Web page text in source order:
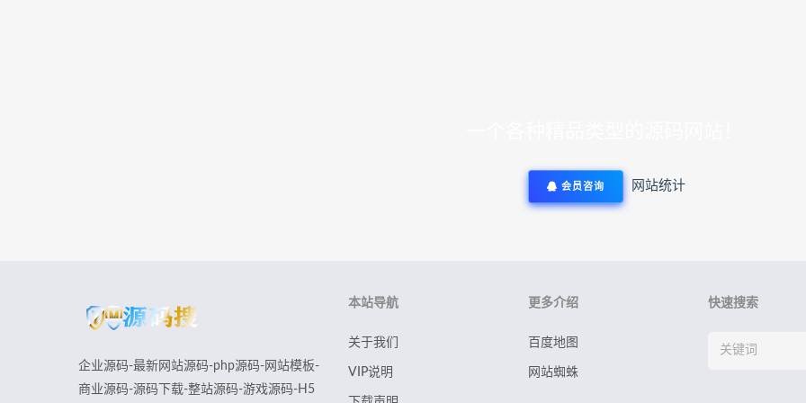
会员咨询 网站统计
企业源码-最新网站源码-php源码-网站模板-
商业源码-源码下载-整站源码-游戏源码-H5
本站导航
关于我们
VIP说明
更多介绍
百度地图
网站蜘蛛
快速搜索